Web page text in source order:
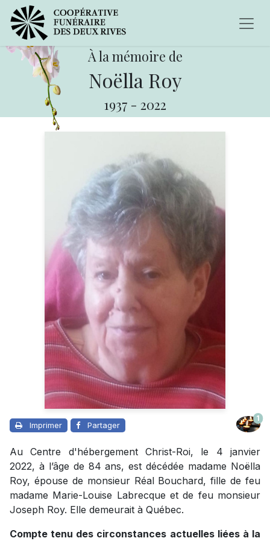
À la mémoire de
Noëlla Roy
1937 - 2022
Imprimer Partager
1
Au Centre d'hébergement Christ-Roi, le 4 janvier
2022, à l’âge de 84 ans, est décédée madame Noëlla
Roy, épouse de monsieur Réal Bouchard, fille de feu
madame Marie-Louise Labrecque et de feu monsieur
Joseph Roy. Elle demeurait à Québec.
Compte tenu des circonstances actuelles liées à la